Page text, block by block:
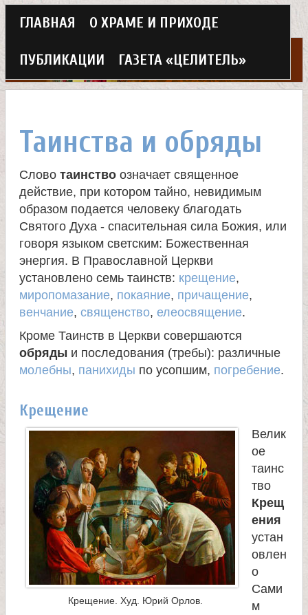
Перейти
к
основному
Х
р
м
в
е
л
и
к
Г
л
а
н
е
м
е
н
ю
ГЛАВНАЯ О ХРАМЕ И ПРИХОДЕ
ПУБЛИКАЦИИ ГАЗЕТА «ЦЕЛИТЕЛЬ»
Таинства и обряды
Слово таинство означает священное
действие, при котором тайно, невидимым
образом подается человеку благодать
Святого Духа - спасительная сила Божия, или
говоря языком светским: Божественная
энергия. В Православной Церкви
установлено семь таинств: крещение,
миропомазание, покаяние, причащение,
венчание, священство, елеосвящение.
Кроме Таинств в Церкви совершаются
обряды и последования (требы): различные
молебны, панихиды по усопшим, погребение.
Крещение
Крещение. Худ. Юрий Орлов.
Велик
ое
таинс
тво
Крещ
ения
устан
овлен
о
Сами
м